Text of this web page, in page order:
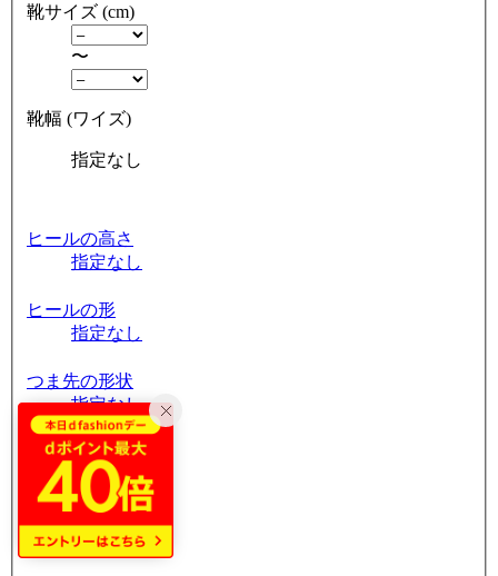
靴サイズ (cm)
〜
靴幅 (ワイズ)
指定なし
ヒールの高さ
指定なし
ヒールの形
指定なし
つま先の形状
指定なし
筒周り
指定なし
素材
指定なし